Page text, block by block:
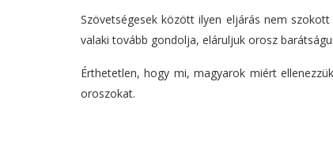
Szövetségesek között ilyen eljárás nem
valaki tovább gondolja, eláruljuk orosz
Érthetetlen, hogy mi, magyarok miért
oroszokat.